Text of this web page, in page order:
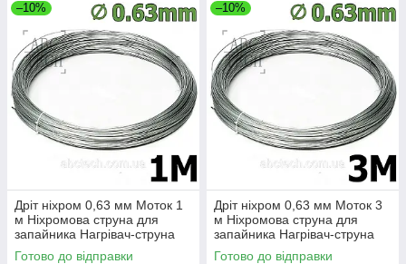
–10%
Дріт ніхром 0,63 мм Моток 1
м Ніхромова струна для
запайника Нагрівач-струна
Дроту х20н80
Готово до відправки
–10%
Дріт ніхром 0,63 мм Моток 3
м Ніхромова струна для
запайника Нагрівач-струна
Дроту х20н80
Готово до відправки